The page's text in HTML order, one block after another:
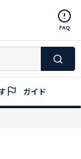
FAQ
ガイド